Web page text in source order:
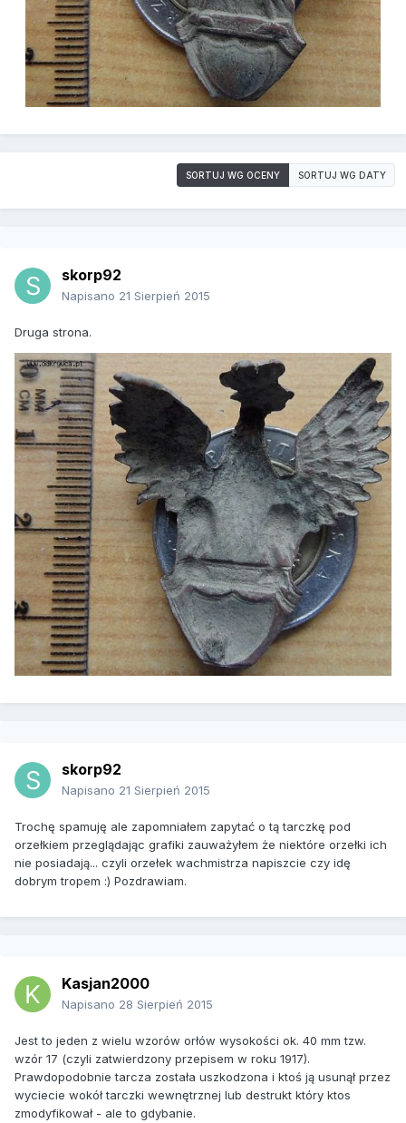
SORTUJ WG OCENY SORTUJ WG DATY
skorp92
Napisano 21 Sierpień 2015
Druga strona.
skorp92
Napisano 21 Sierpień 2015
Trochę spamuję ale zapomniałem zapytać o tą tarczkę pod
orzełkiem przeglądając grafiki zauważyłem że niektóre orzełki ich
nie posiadają... czyli orzełek wachmistrza napiszcie czy idę
dobrym tropem :) Pozdrawiam.
Kasjan2000
Napisano 28 Sierpień 2015
Jest to jeden z wielu wzorów orłów wysokości ok. 40 mm tzw.
wzór 17 (czyli zatwierdzony przepisem w roku 1917).
Prawdopodobnie tarcza została uszkodzona i ktoś ją usunął przez
wyciecie wokół tarczki wewnętrznej lub destrukt który ktos
zmodyfikował - ale to gdybanie.